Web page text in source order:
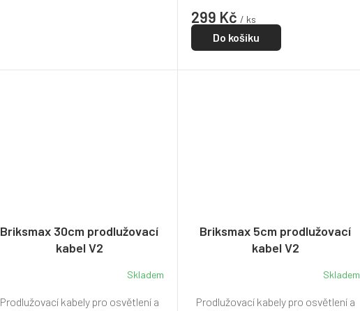
299 Kč / ks
Do košíku
Briksmax 30cm prodlužovací
kabel V2
Skladem
Prodlužovací kabely pro osvětlení a
Briksmax 5cm prodlužovací
kabel V2
Skladem
Prodlužovací kabely pro osvětlení a